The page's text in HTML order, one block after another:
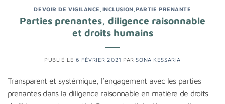
DEVOIR DE VIGILANCE INCLUSION ,PARTIE PRENANTE
Parties prenantes, diligence raisonnable
et droits humains
PUBLIÉ LE 6 FÉVRIER 2021 PAR SONA KESSARIA
Transparent et systémique, l’engagement avec les parties
prenantes dans la diligence raisonnable en matière de droits